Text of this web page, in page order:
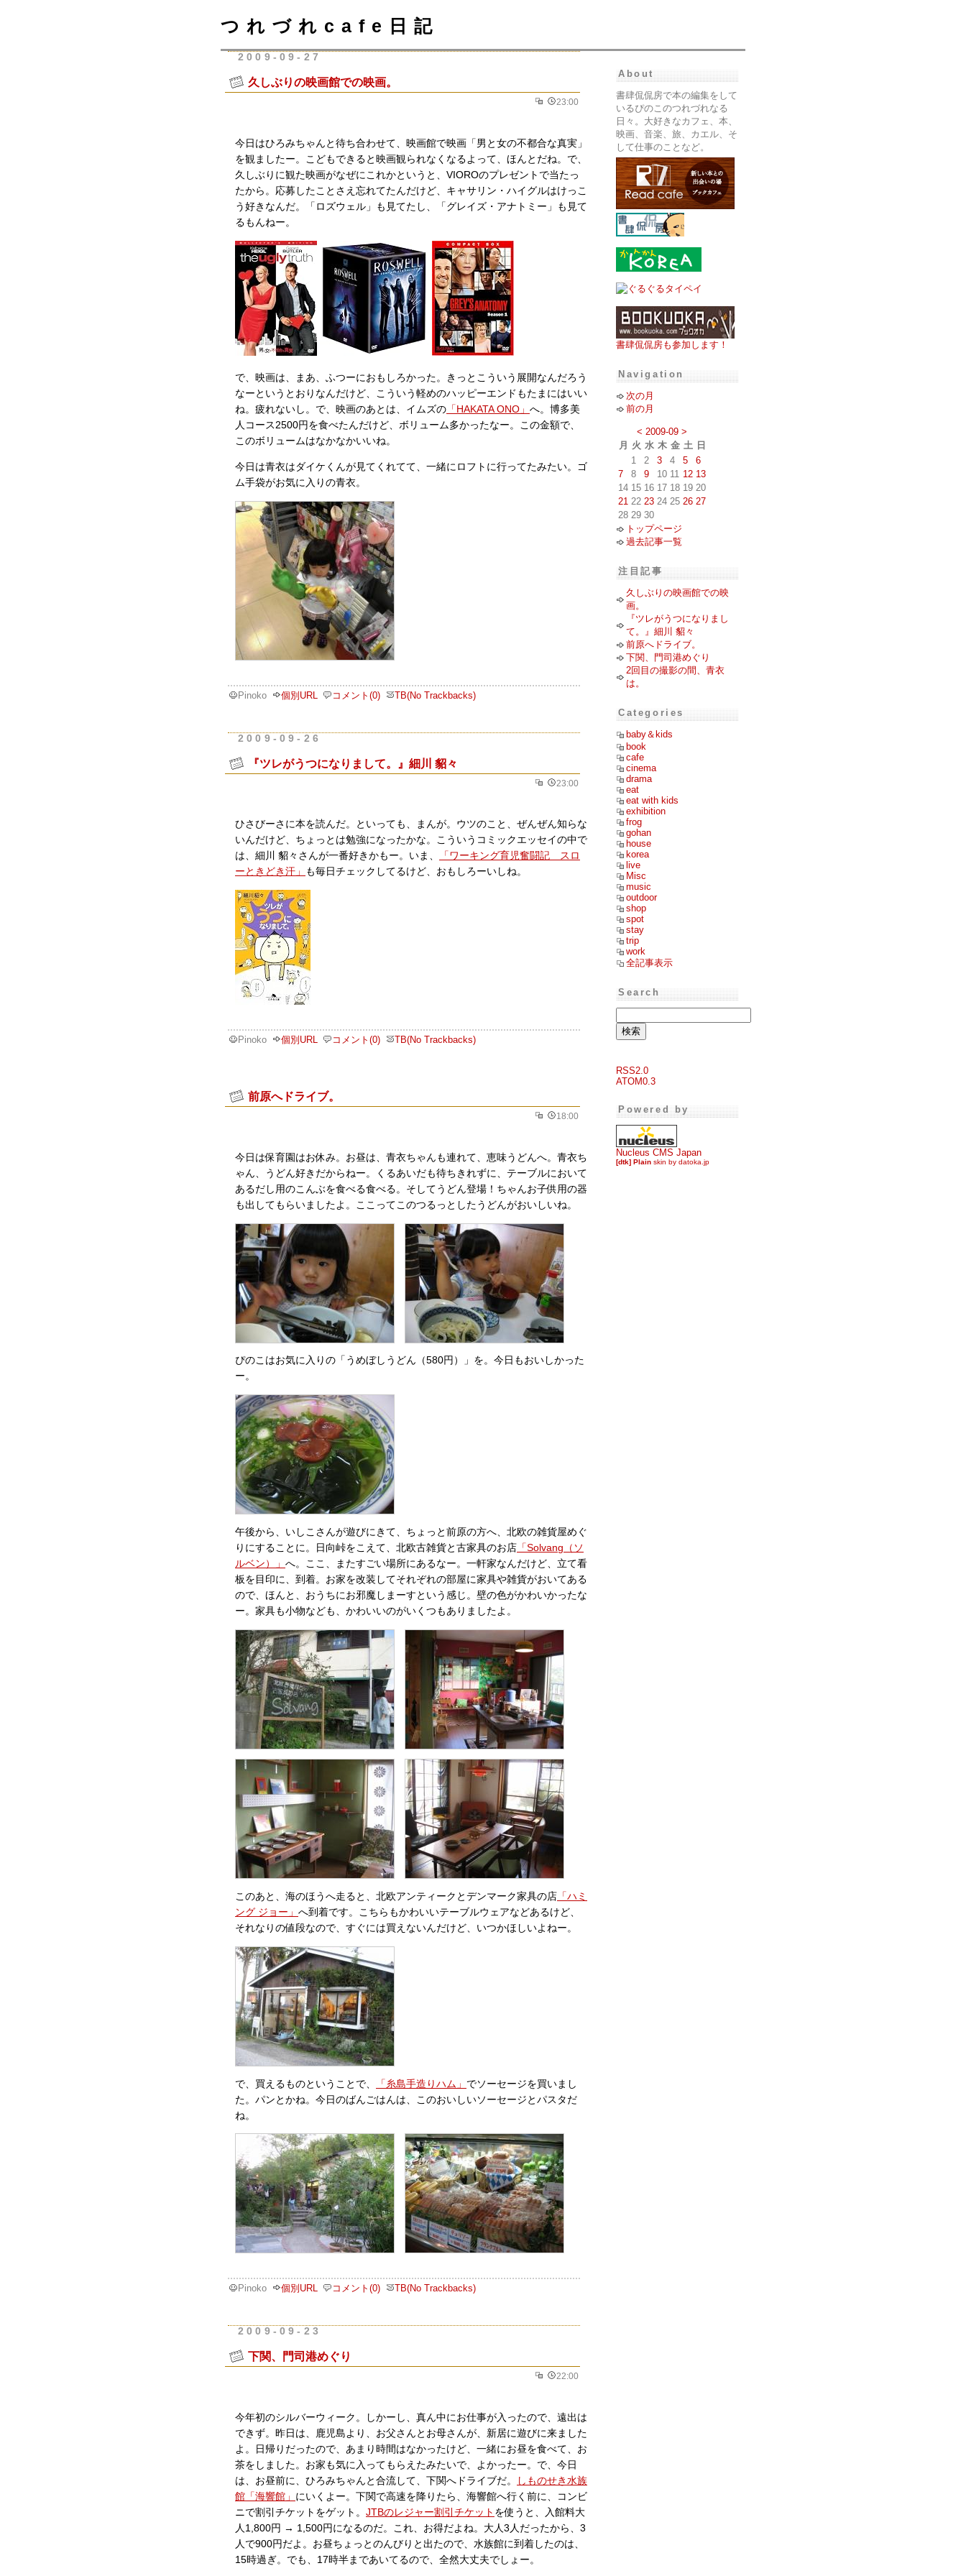
つれづれcafe日記
2009-09-27
久しぶりの映画館での映画。
23:00
今日はひろみちゃんと待ち合わせて、映画館で映画「男と女の不都合な真実」
を観ましたー。こどもできると映画観られなくなるよって、ほんとだね。で、
久しぶりに観た映画がなぜにこれかというと、VIOROのプレゼントで当たっ
たから。応募したことさえ忘れてたんだけど、キャサリン・ハイグルはけっこ
う好きなんだ。「ロズウェル」も見てたし、「グレイズ・アナトミー」も見て
るもんねー。
で、映画は、まあ、ふつーにおもしろかった。きっとこういう展開なんだろう
なーというとおりなんだけど、こういう軽めのハッピーエンドもたまにはいい
ね。疲れないし。で、映画のあとは、イムズの 「HAKATA ONO」 へ。博多美
人コース2500円を食べたんだけど、ボリューム多かったなー。この金額で、
このボリュームはなかなかいいね。
今日は青衣はダイケくんが見てくれてて、一緒にロフトに行ってたみたい。ゴ
ム手袋がお気に入りの青衣。
Pinoko 個別URL コメント(0) TB(No Trackbacks)
2009-09-26
『ツレがうつになりまして。』細川 貂々
23:00
ひさびーさに本を読んだ。といっても、まんが。ウツのこと、ぜんぜん知らな
いんだけど、ちょっとは勉強になったかな。こういうコミックエッセイの中で
は、細川 貂々さんが一番好きかもー。いま、
「ワーキング育児奮闘記 スロ
ーときどき汗」
も毎日チェックしてるけど、おもしろーいしね。
Pinoko 個別URL コメント(0) TB(No Trackbacks)
前原へドライブ。
18:00
今日は保育園はお休み。お昼は、青衣ちゃんも連れて、恵味うどんへ。青衣ち
ゃん、うどん好きだからねー。くるあいだも待ちきれずに、テーブルにおいて
あるだし用のこんぶを食べる食べる。そしてうどん登場！ちゃんお子供用の器
も出してもらいましたよ。ここってこのつるっとしたうどんがおいしいね。
ぴのこはお気に入りの「うめぼしうどん（580円）」を。今日もおいしかった
ー。
午後から、いしこさんが遊びにきて、ちょっと前原の方へ、北欧の雑貨屋めぐ
りにすることに。日向峠をこえて、北欧古雑貨と古家具のお店 「Solvang（ソ
ルベン）」 へ。ここ、またすごい場所にあるなー。一軒家なんだけど、立て看
板を目印に、到着。お家を改装してそれぞれの部屋に家具や雑貨がおいてある
ので、ほんと、おうちにお邪魔しまーすという感じ。壁の色がかわいかったな
ー。家具も小物なども、かわいいのがいくつもありましたよ。
このあと、海のほうへ走ると、北欧アンティークとデンマーク家具の店 「ハミ
ング ジョー」 へ到着です。こちらもかわいいテーブルウェアなどあるけど、
それなりの値段なので、すぐには買えないんだけど、いつかほしいよねー。
で、買えるものということで、 「糸島手造りハム」 でソーセージを買いまし
た。パンとかね。今日のばんごはんは、このおいしいソーセージとパスタだ
ね。
Pinoko 個別URL コメント(0) TB(No Trackbacks)
2009-09-23
下関、門司港めぐり
22:00
今年初のシルバーウィーク。しかーし、真ん中にお仕事が入ったので、遠出は
できず。昨日は、鹿児島より、お父さんとお母さんが、新居に遊びに来ました
よ。日帰りだったので、あまり時間はなかったけど、一緒にお昼を食べて、お
茶をしました。お家も気に入ってもらえたみたいで、よかったー。で、今日
は、お昼前に、ひろみちゃんと合流して、下関へドライブだ。
しものせき水族
館「海響館」 にいくよー。下関で高速を降りたら、海響館へ行く前に、コンビ
ニで割引チケットをゲット。 JTBのレジャー割引チケット を使うと、入館料大
人1,800円 → 1,500円になるのだ。これ、お得だよね。大人3人だったから、3
人で900円だよ。お昼ちょっとのんびりと出たので、水族館に到着したのは、
15時過ぎ。でも、17時半まであいてるので、全然大丈夫でしょー。
About
書肆侃侃房で本の編集をして
いるぴのこのつれづれなる
日々。大好きなカフェ、本、
映画、音楽、旅、カエル、そ
して仕事のことなど。
書肆侃侃房も参加します！
Navigation
次の月
前の月
< 2009-09 >
月
火 水 木 金 土 日
1
2 3 4 5
6
7
8 9 10 11 12 13
14 15 16 17 18 19 20
21 22 23 24 25 26 27
28 29 30
トップページ
過去記事一覧
注目記事
久しぶりの映画館での映
画。
『ツレがうつになりまし
て。』細川 貂々
前原へドライブ。
下関、門司港めぐり
2回目の撮影の間、青衣
は。
Categories
baby＆kids
book
cafe
cinema
drama
eat
eat with kids
exhibition
frog
gohan
house
korea
live
Misc
music
outdoor
shop
spot
stay
trip
work
全記事表示
Search
RSS2.0
ATOM0.3
Powered by
Nucleus CMS Japan
[dtk] Plain skin by datoka.jp